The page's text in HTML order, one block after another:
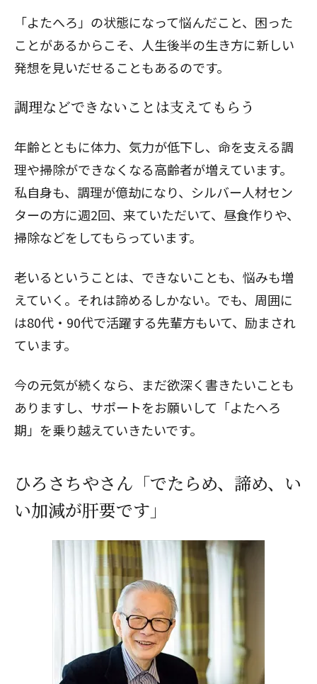
「よたへろ」の状態になって悩んだこと、困った
ことがあるからこそ、人生後半の生き方に新しい
発想を見いだせることもあるのです。
調理などできないことは支えてもらう
年齢とともに体力、気力が低下し、命を支える調
理や掃除ができなくなる高齢者が増えています。
私自身も、調理が億劫になり、シルバー人材セン
ターの方に週2回、来ていただいて、昼食作りや、
掃除などをしてもらっています。
老いるということは、できないことも、悩みも増
えていく。それは諦めるしかない。でも、周囲に
は80代・90代で活躍する先輩方もいて、励まされ
ています。
今の元気が続くなら、まだ欲深く書きたいことも
ありますし、サポートをお願いして「よたへろ
期」を乗り越えていきたいです。
ひろさちやさん「でたらめ、諦め、い
い加減が肝要です」